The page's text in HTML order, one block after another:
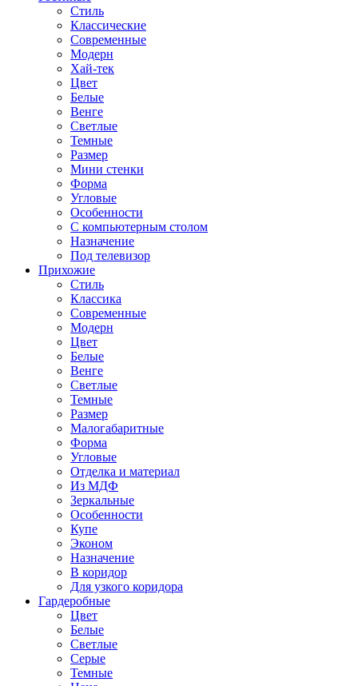
Стиль
Классические
Современные
Модерн
Хай-тек
Цвет
Белые
Венге
Светлые
Темные
Размер
Мини стенки
Форма
Угловые
Особенности
С компьютерным столом
Назначение
Под телевизор
Прихожие
Стиль
Классика
Современные
Модерн
Цвет
Белые
Венге
Светлые
Темные
Размер
Малогабаритные
Форма
Угловые
Отделка и материал
Из МДФ
Зеркальные
Особенности
Купе
Эконом
Назначение
В коридор
Для узкого коридора
Гардеробные
Цвет
Белые
Светлые
Серые
Темные